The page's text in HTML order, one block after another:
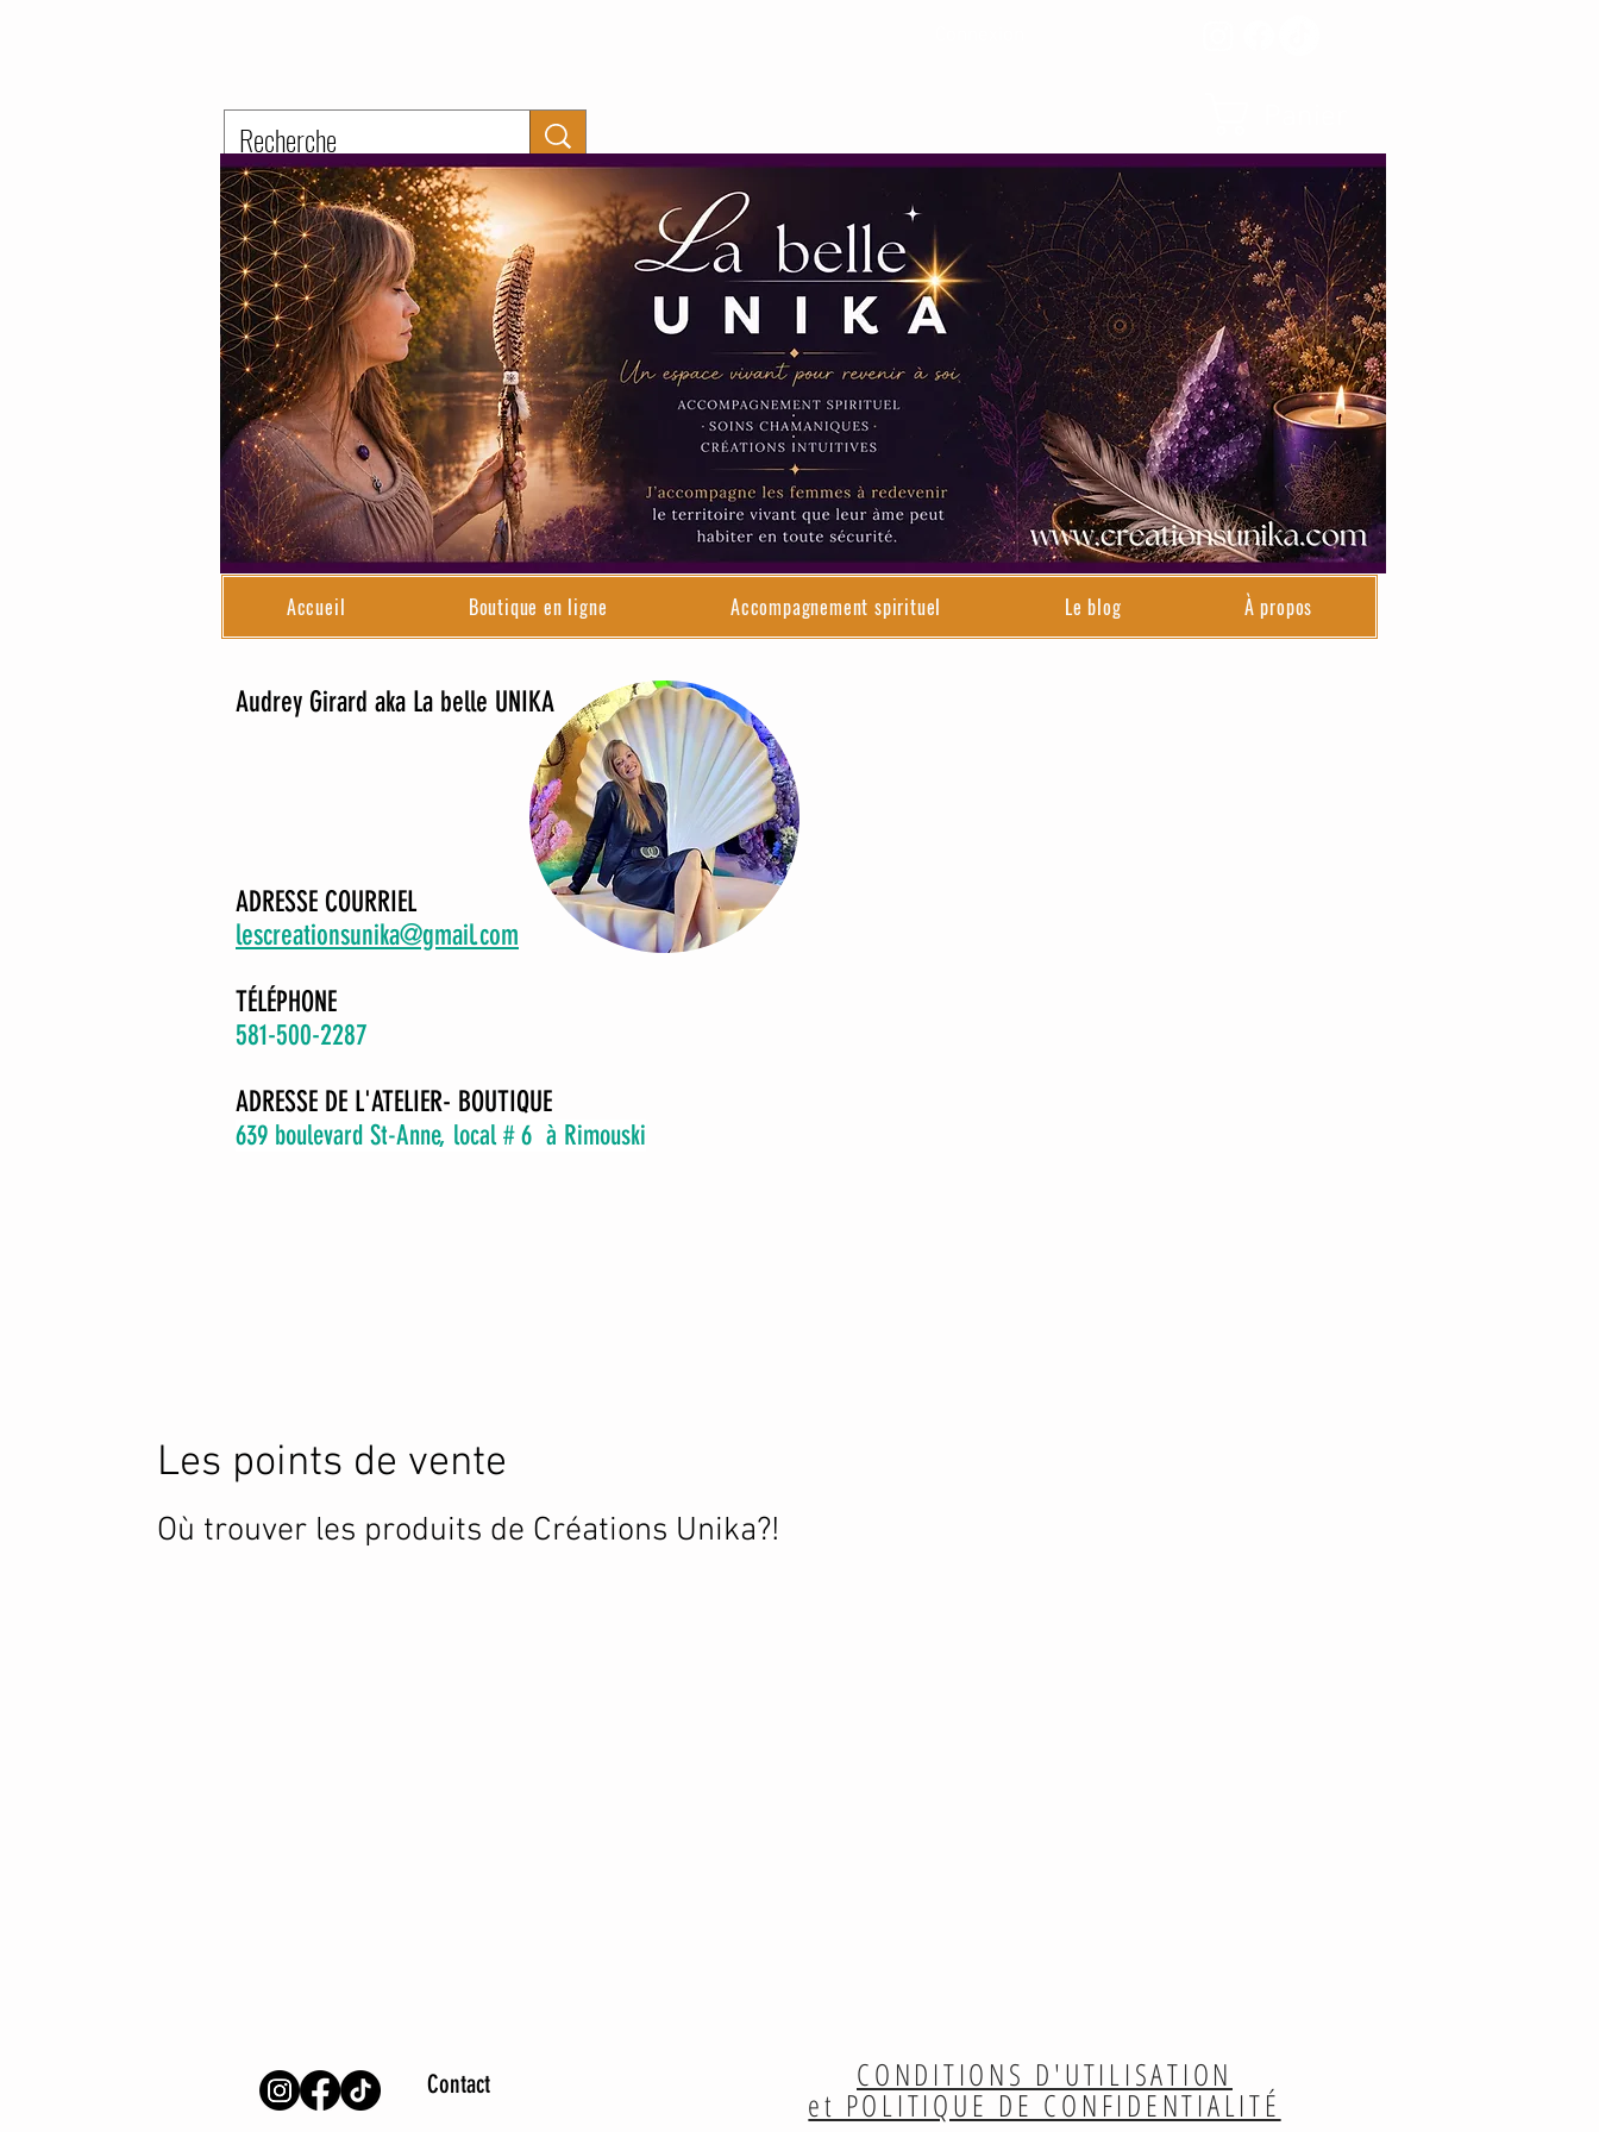
Accueil Boutique en ligne Accompagnement spirituel Le blog À propos
Audrey Girard aka La belle UNIKA
ADRESSE COURRIEL
lescreationsunika@gmail.com
TÉLÉPHONE
581-500-2287
ADRESSE DE L'ATELIER- BOUTIQUE
639 boulevard St-Anne, local # 6 à Rimouski
Les points de vente
Où trouver les produits de Créations Unika?!
CONDITIONS D'UTILISATION
et POLITIQUE DE CONFIDENTIALITÉ
Contact